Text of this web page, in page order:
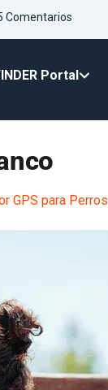
Portal
GPS para Perros